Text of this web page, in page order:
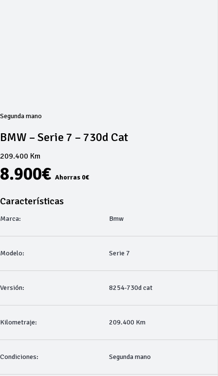
Segunda mano
BMW – Serie 7 – 730d Cat
209.400 Km
8.900€ Ahorras 0€
Características
Marca: Bmw
Modelo: Serie 7
Versión: 8254-730d cat
Kilometraje: 209.400 Km
Condiciones: Segunda mano